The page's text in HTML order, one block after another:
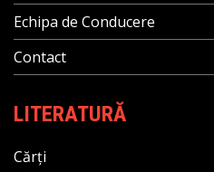
Echipa de Conducere
Contact
LITERATURĂ
Cărți